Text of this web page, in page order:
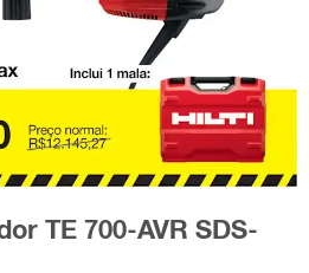
TE 700-AVR SDS-